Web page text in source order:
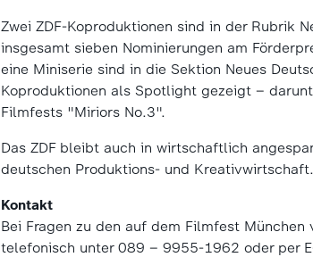
Zwei ZDF-Koproduktionen sind in der Rubrik
insgesamt sieben Nominierungen am
eine Miniserie sind in die Sektion Neues
Koproduktionen als Spotlight gezeigt –
Filmfests "Miriors No.3".
Das ZDF bleibt auch in wirtschaftlich
deutschen Produktions- und Kreativwirtschaft.
Kontakt
Bei Fragen zu den auf dem Filmfest
telefonisch unter 089 – 9955-1962 oder per